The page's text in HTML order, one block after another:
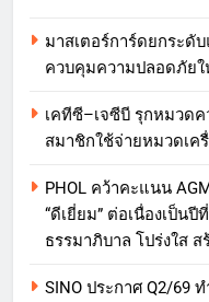
มาสเตอร์การ์ดยกระ
ควบคุมความปลอดภัยใ
เคทีซี–เจซีบี รุกหมวดค
สมาชิกใช้จ่ายหมวดเครื่
PHOL คว้าคะแนน
“ดีเยี่ยม” ต่อเนื่องเป็น
ธรรมาภิบาล โปร่งใส
SINO ประกาศ Q2/69